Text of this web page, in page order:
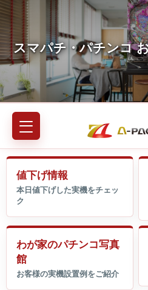
値下げ情報
わが家のパチンコ写真
館